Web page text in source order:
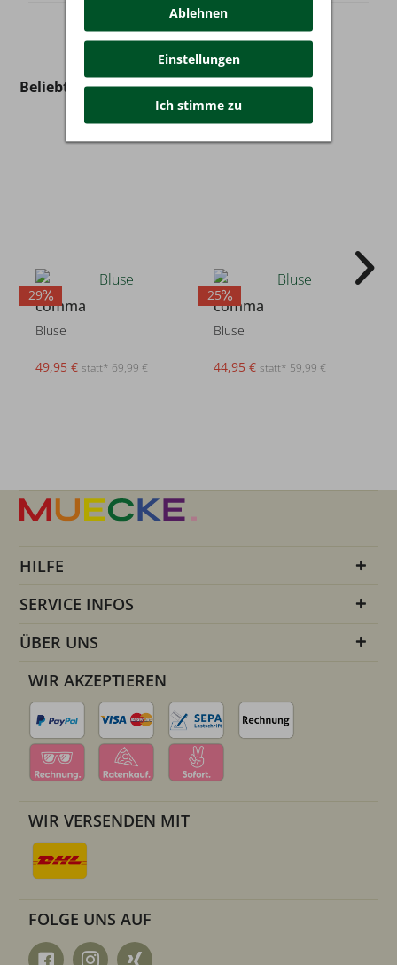
Beliebt in dieser Kategorie
29
comma
Bluse
49,95 € statt* 69,99 €
25
comma
Bluse
44,95 € statt* 59,99 €
HILFE
SERVICE INFOS
ÜBER UNS
WIR AKZEPTIEREN
WIR VERSENDEN MIT
FOLGE UNS AUF
Ablehnen
Einstellungen
Ich stimme zu